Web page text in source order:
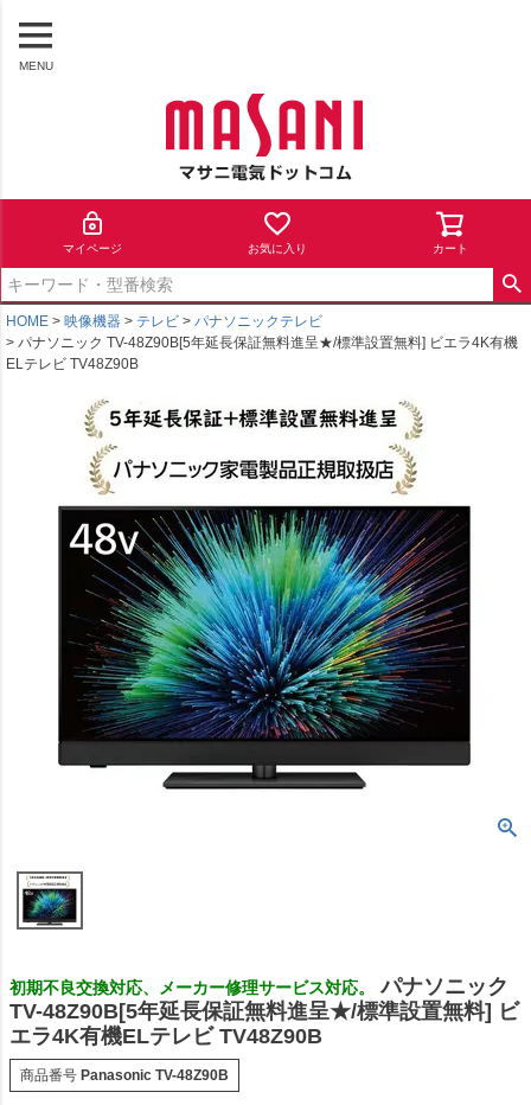
MENU
マイページ お気に入り カート
HOME 映像機器 テレビ
パナソニックテレビ
パナソニック TV-48Z90B[5年延長保証無料進呈★/標準設置無料] ビエラ4K有機
ELテレビ TV48Z90B
初期不良交換対応、メーカー修理サービス対応。
パナソニック
TV-48Z90B[5年延長保証無料進呈★/標準設置無料] ビ
エラ4K有機ELテレビ TV48Z90B
商品番号 Panasonic TV-48Z90B